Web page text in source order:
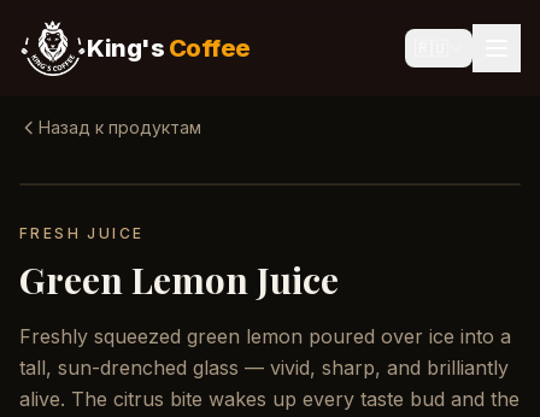
King's Coffee
Назад к продуктам
FRESH JUICE
Green Lemon Juice
Freshly squeezed green lemon poured over ice into a
tall, sun-drenched glass — vivid, sharp, and brilliantly
alive. The citrus bite wakes up every taste bud and the